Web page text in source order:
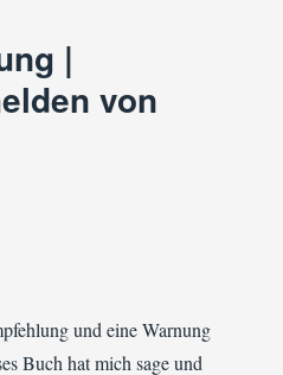
|
von
und eine Warnung
Buch hat mich sage und